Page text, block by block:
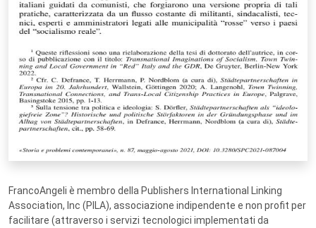
FrancoAngeli è membro della Publishers International Linking
Association, Inc (PILA), associazione indipendente e non profit per
facilitare (attraverso i servizi tecnologici implementati da